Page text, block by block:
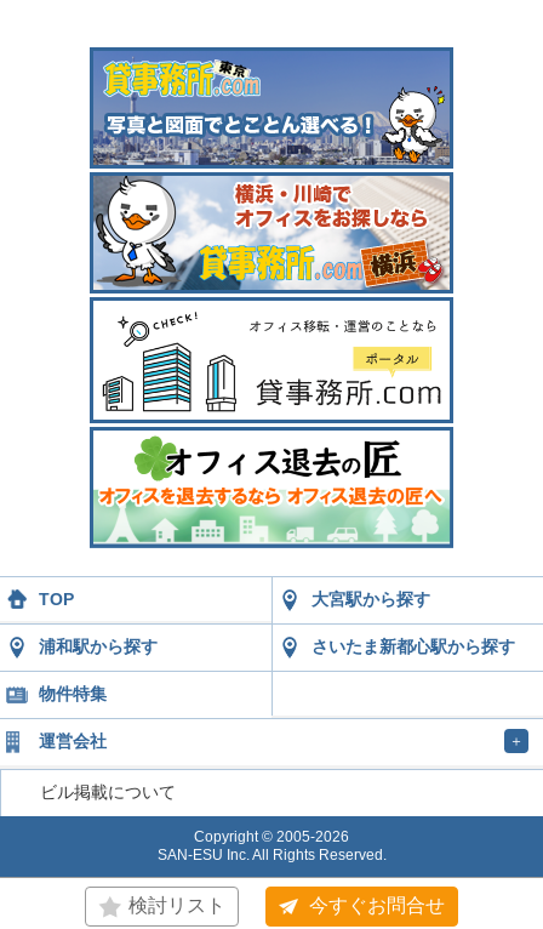
検討リスト 今すぐお問合せ
TOP 大宮駅から探す
浦和駅から探す さいたま新都心駅から探す
物件特集
運営会社 ＋
ビル掲載について
Copyright © 2005-2026
SAN-ESU Inc. All Rights Reserved.